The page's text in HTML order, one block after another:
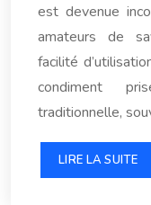
est devenue
amateurs de
facilité
condiment
traditionnelle,
LIRE LA SUITE